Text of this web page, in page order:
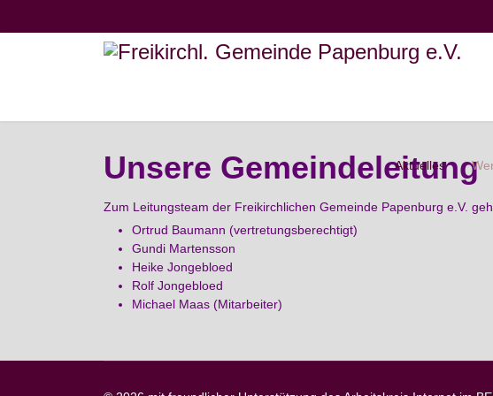
Aktuelles
Unsere Gemeindeleitung
Zum Leitungsteam der Freikirchlichen Gemeinde Papenburg e.V.
Ortrud Baumann (vertretungsberechtigt)
Gundi Martensson
Heike Jongebloed
Rolf Jongebloed
Michael Maas (Mitarbeiter)